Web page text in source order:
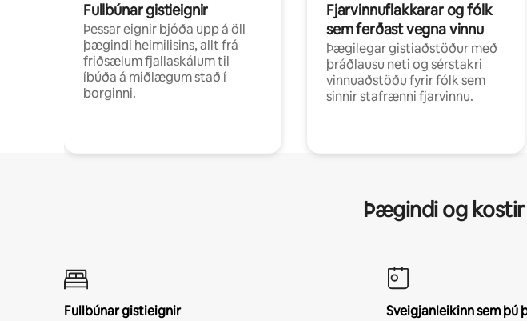
Fullbúnar gistieignir
Þessar eignir bjóða upp á öll
þægindi heimilisins, allt frá
friðsælum fjallaskálum til
íbúða á miðlægum stað í
borginni.
Fjarvinnuflakkarar og fólk
sem ferðast vegna vinnu
Þægilegar gistiaðstöður með
þráðlausu neti og sérstakri
vinnuaðstöðu fyrir fólk sem
sinnir stafrænni fjarvinnu.
Þægindi og kostir
Fullbúnar gistieignir
Sveigjanleikinn sem þú